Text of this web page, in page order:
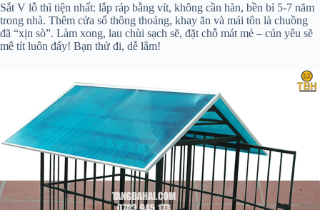
Sắt V lỗ thì tiện nhất: lắp ráp bằng vít, không cần hàn, bền bỉ 5-7 năm
trong nhà. Thêm cửa sổ thông thoáng, khay ăn và mái tôn là chuồng
đã “xịn sò”. Làm xong, lau chùi sạch sẽ, đặt chỗ mát mẻ – cún yêu sẽ
mê tít luôn đấy! Bạn thử đi, dễ lắm!